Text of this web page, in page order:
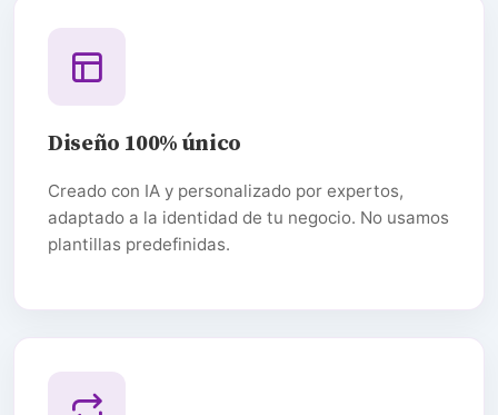
Diseño 100% único
Creado con IA y personalizado por expertos,
adaptado a la identidad de tu negocio. No usamos
plantillas predefinidas.